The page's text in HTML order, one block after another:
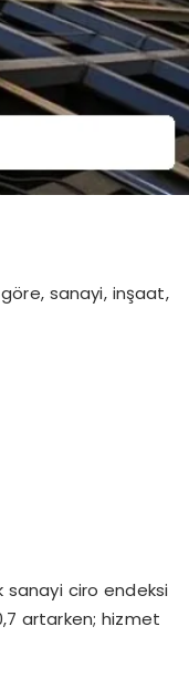
sanayi, inşaat,
sanayi ciro endeksi
artarken; hizmet